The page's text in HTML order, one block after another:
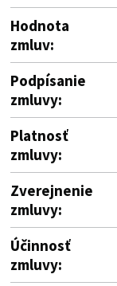
Hodnota
zmluv:
Podpísanie
zmluvy:
Platnosť
zmluvy:
Zverejnenie
zmluvy:
Účinnosť
zmluvy: